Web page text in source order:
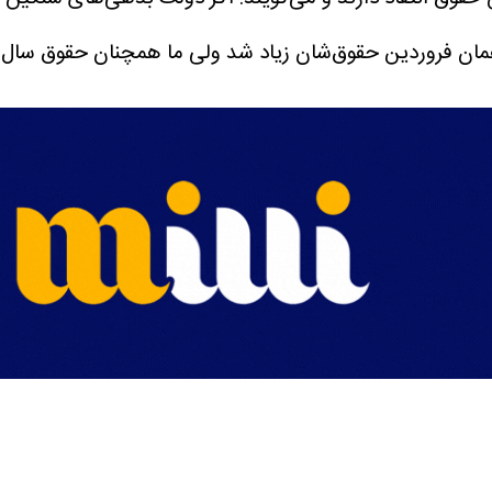
فروردین حقوق‌شان زیاد شد ولی ما همچنان حقوق سال